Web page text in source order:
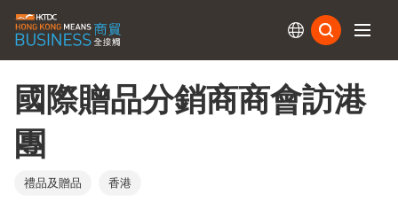
國際贈品分銷商商會訪港
團
禮品及贈品 香港